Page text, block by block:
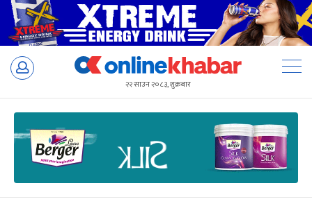
Skip
२२ साउन २०८३, शुक्रबार